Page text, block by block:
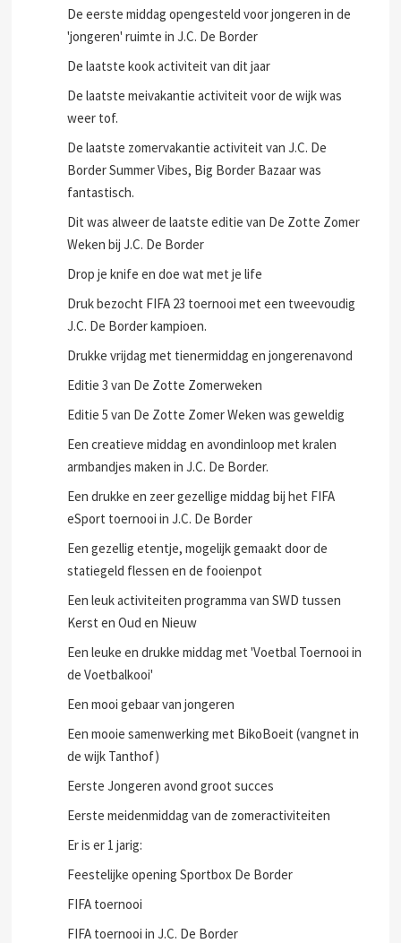
De eerste middag opengesteld voor jongeren in de
'jongeren' ruimte in J.C. De Border
De laatste kook activiteit van dit jaar
De laatste meivakantie activiteit voor de wijk was
weer tof.
De laatste zomervakantie activiteit van J.C. De
Border Summer Vibes, Big Border Bazaar was
fantastisch.
Dit was alweer de laatste editie van De Zotte Zomer
Weken bij J.C. De Border
Drop je knife en doe wat met je life
Druk bezocht FIFA 23 toernooi met een tweevoudig
J.C. De Border kampioen.
Drukke vrijdag met tienermiddag en jongerenavond
Editie 3 van De Zotte Zomerweken
Editie 5 van De Zotte Zomer Weken was geweldig
Een creatieve middag en avondinloop met kralen
armbandjes maken in J.C. De Border.
Een drukke en zeer gezellige middag bij het FIFA
eSport toernooi in J.C. De Border
Een gezellig etentje, mogelijk gemaakt door de
statiegeld flessen en de fooienpot
Een leuk activiteiten programma van SWD tussen
Kerst en Oud en Nieuw
Een leuke en drukke middag met 'Voetbal Toernooi in
de Voetbalkooi'
Een mooi gebaar van jongeren
Een mooie samenwerking met BikoBoeit (vangnet in
de wijk Tanthof)
Eerste Jongeren avond groot succes
Eerste meidenmiddag van de zomeractiviteiten
Er is er 1 jarig:
Feestelijke opening Sportbox De Border
FIFA toernooi
FIFA toernooi in J.C. De Border